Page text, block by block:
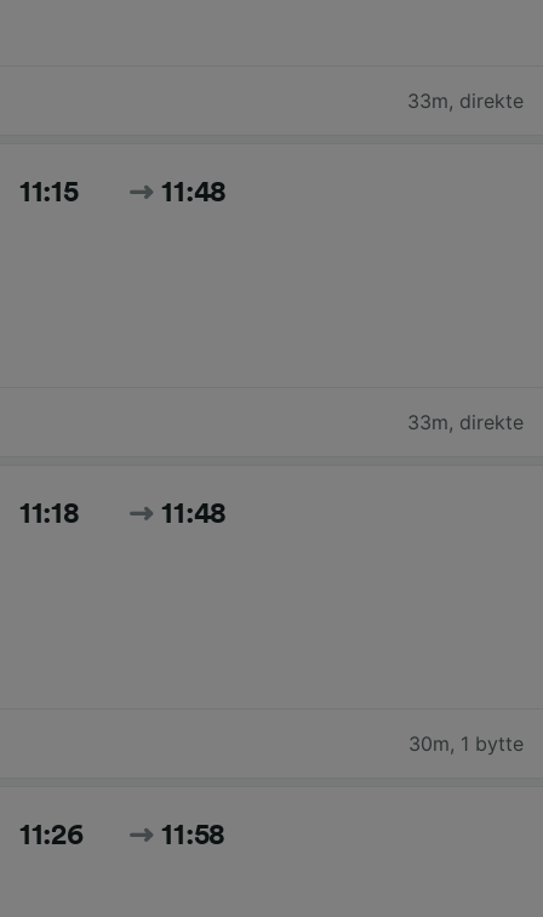
33m, direkte
11:15 11:48
33m, direkte
11:18 11:48
30m, 1 bytte
11:26 11:58